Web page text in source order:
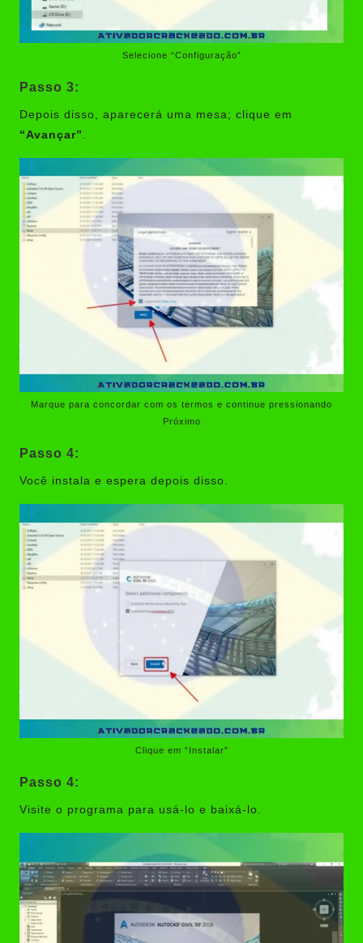
Selecione “Configuração”
Passo 3:
Depois disso, aparecerá uma mesa; clique em
“Avançar”
Marque para concordar com os termos e continue pressionando
Próximo
Passo 4:
Você instala e espera depois disso.
Clique em “Instalar”
Passo 4:
Visite o programa para usá-lo e baixá-lo.